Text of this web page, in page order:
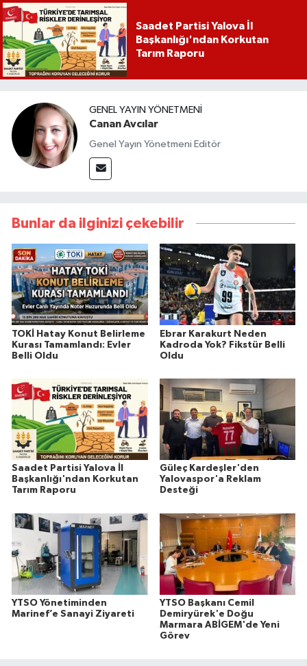
Saadet Partisi Yalova İl
Başkanlığı'ndan Korkutan
Tarım Raporu
GENEL YAYIN YÖNETMENI
Canan Avcılar
Genel Yayın Yönetmeni Editör
Bunlar da ilginizi çekebilir
TOKİ Hatay Konut Belirleme
Kurası Tamamlandı: Evler
Belli Oldu
Ebrar Karakurt Neden
Kadroda Yok? Fikstür Belli
Oldu
Saadet Partisi Yalova İl
Başkanlığı'ndan Korkutan
Tarım Raporu
Güleç Kardeşler'den
Yalovaspor'a Reklam
Desteği
YTSO Yönetiminden
Marinef’e Sanayi Ziyareti
YTSO Başkanı Cemil
Demiryürek'e Doğu
Marmara ABİGEM'de Yeni
Görev